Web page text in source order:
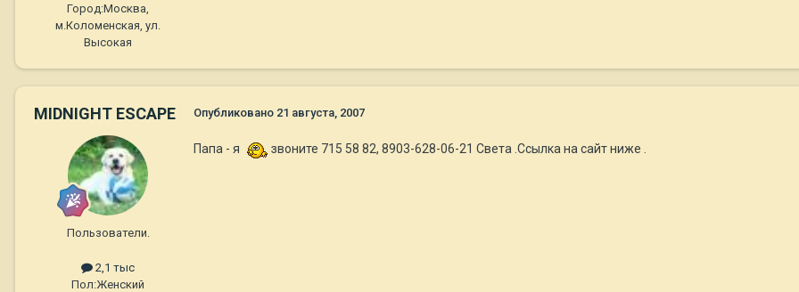
Город:Москва,
м.Коломенская, ул.
Высокая
MIDNIGHT ESCAPE
Пользователи.
2,1 тыс
Пол:Женский
Опубликовано 21 августа, 2007
Папа - я звоните 715 58 82, 8903-628-06-21 Света .Ссылка на сайт ниже .